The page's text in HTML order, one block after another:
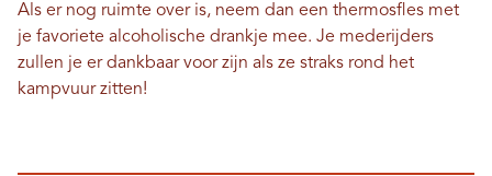
Als er nog ruimte over is, neem dan een thermosfles met
je favoriete alcoholische drankje mee. Je mederijders
zullen je er dankbaar voor zijn als ze straks rond het
kampvuur zitten!